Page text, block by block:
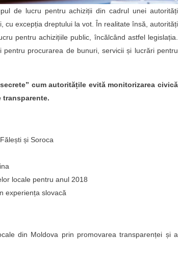
de lucru pentru achiziții din cadrul unei autorități
cu excepția dreptului la vot. În realitate însă, autorități
pentru achizițiile public, încălcând astfel legislația.
procurarea de bunuri, servicii și lucrări pentru
cum autoritățile evită monitorizarea civică
și Soroca
locale pentru anul 2018
experiența slovacă
din Moldova prin promovarea transparenței și a